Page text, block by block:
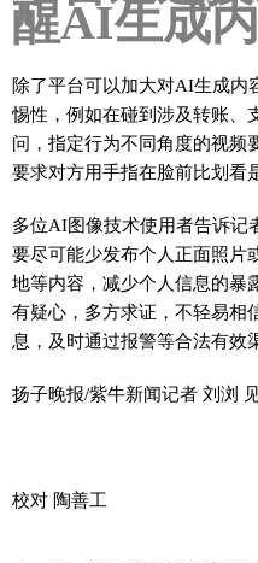
醒AI生成
除了平台可以加大对AI生成内
惕性，例如在碰到涉及转账、
问，指定行为不同角度的视频
要求对方用手指在脸前比划看
多位AI图像技术使用者告诉记
要尽可能少发布个人正面照片
地等内容，减少个人信息的暴
有疑心，多方求证，不轻易相
息，及时通过报警等合法有效
扬子晚报/紫牛新闻记者 刘浏
校对 陶善工